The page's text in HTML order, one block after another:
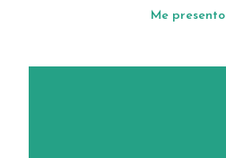
Me presento